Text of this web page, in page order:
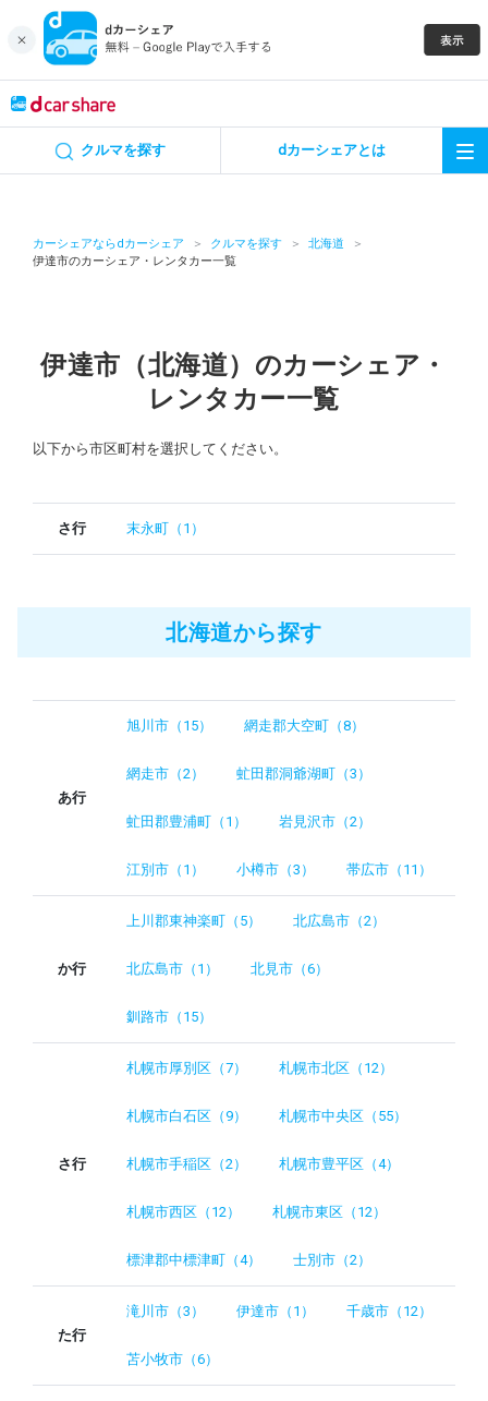
クルマを探す dカーシェアとは
カーシェアならdカーシェア クルマを探す
北海道
伊達市のカーシェア・レンタカー一覧
伊達市（北海道）のカーシェア・
レンタカー一覧
以下から市区町村を選択してください。
さ行 末永町（1）
北海道から探す
あ行
旭川市（15） 網走郡大空町（8）
網走市（2） 虻田郡洞爺湖町（3）
虻田郡豊浦町（1） 岩見沢市（2）
江別市（1） 小樽市（3） 帯広市（11）
か行
上川郡東神楽町（5） 北広島市（2）
北広島市（1） 北見市（6）
釧路市（15）
さ行
札幌市厚別区（7） 札幌市北区（12）
札幌市白石区（9） 札幌市中央区（55）
札幌市手稲区（2） 札幌市豊平区（4）
札幌市西区（12） 札幌市東区（12）
標津郡中標津町（4） 士別市（2）
た行
滝川市（3） 伊達市（1） 千歳市（12）
苫小牧市（6）
カーシェア
特集
アプリの使い方